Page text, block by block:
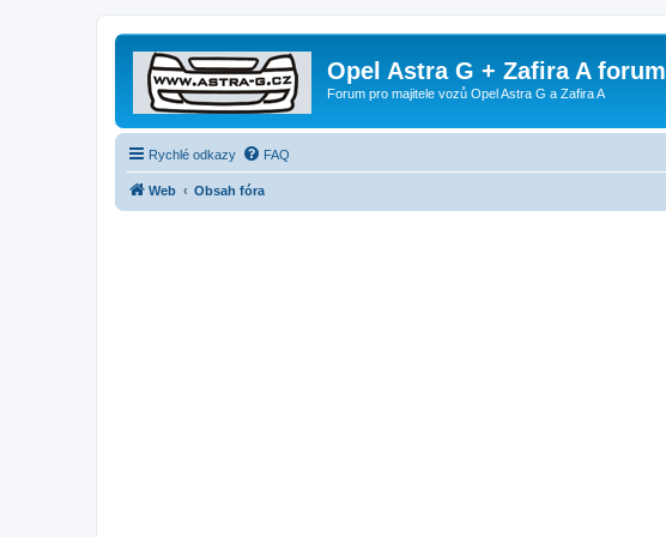
Opel Astra G + Zafira A forum
Forum pro majitele vozů Opel Astra G a Zafira A
Rychlé odkazy FAQ
Web Obsah fóra